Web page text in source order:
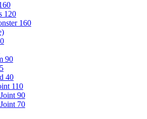
120
160
90
40
110
90
70